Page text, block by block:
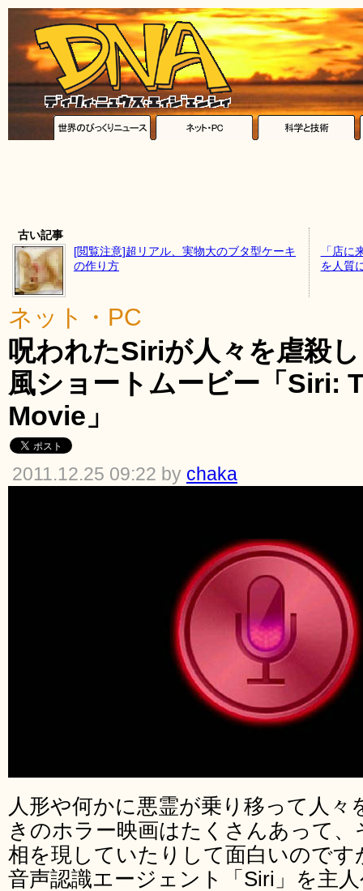
古い記事
[閲覧注意]超リアル、実物大のブタ型ケーキ
の作り方
「店に
を人質
ネット・PC
呪われたSiriが人々を虐殺
風ショートムービー「Siri:
Movie」
2011.12.25 09:22 by chaka
人形や何かに悪霊が乗り移って人々
きのホラー映画はたくさんあって
相を現していたりして面白いのです
音声認識エージェント「Siri」を主